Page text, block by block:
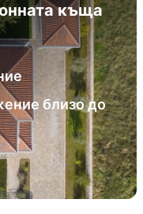
къща
близо до